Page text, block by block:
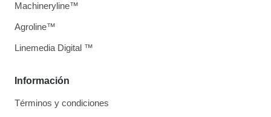
Información
Términos y condiciones
Machineryline™
Agroline™
Linemedia Digital ™